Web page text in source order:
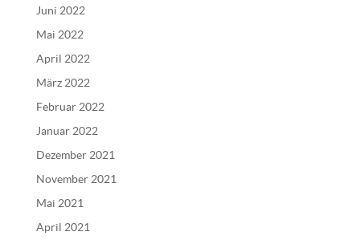
Juni 2022
Mai 2022
April 2022
März 2022
Februar 2022
Januar 2022
Dezember 2021
November 2021
Mai 2021
April 2021